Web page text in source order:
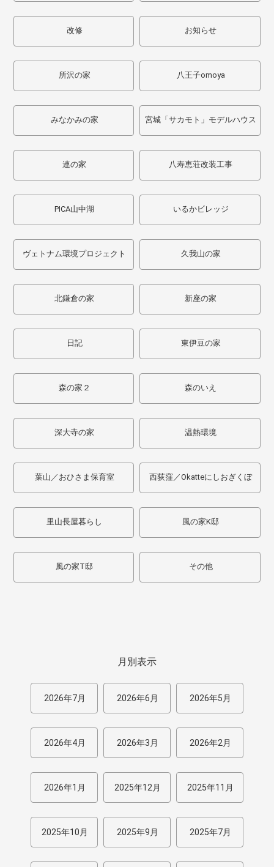
改修 お知らせ
所沢の家 八王子omoya
みなかみの家 宮城「サカモト」モデルハウス
連の家 八寿恵荘改装工事
PICA山中湖 いるかビレッジ
ヴェトナム環境プロジェクト 久我山の家
北鎌倉の家 新座の家
日記 東伊豆の家
森の家２ 森のいえ
深大寺の家 温熱環境
葉山／おひさま保育室 西荻窪／Okatteにしおぎくぼ
里山長屋暮らし 風の家K邸
風の家T邸 その他
月別表示
2026年7月 2026年6月 2026年5月
2026年4月 2026年3月 2026年2月
2026年1月 2025年12月 2025年11月
2025年10月 2025年9月 2025年7月